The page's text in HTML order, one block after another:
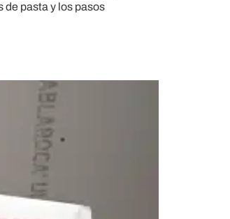
de pasta y los pasos